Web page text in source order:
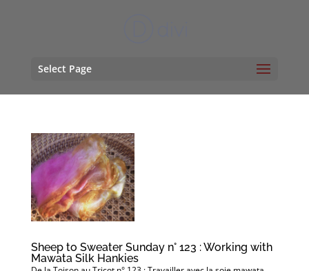
Select Page
Sheep to Sweater Sunday n° 123 : Working with
Mawata Silk Hankies